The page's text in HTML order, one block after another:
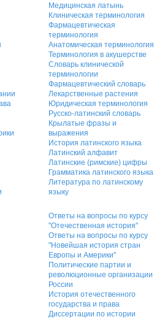
Медицинская латынь
Клиническая терминология
Фармацевтическая
терминология
Анатомическая терминология
Терминология в акушерстве
Словарь клинической
терминологии
Фармацевтический словарь
Лекарственные растения
Юридическая терминология
Русско-латинский словарь
Крылатые фразы и
выражения
История латинского языка
Латинский алфавит
Латинские (римские) цифры
Грамматика латинского языка
Литература по латинскому
языку
Ответы на вопросы по курсу
"Отечественная история"
Ответы на вопросы по курсу
"Новейшая история стран
Европы и Америки"
Политические партии и
революционные организации
России
История отечественного
государства и права
Диссертации по истории